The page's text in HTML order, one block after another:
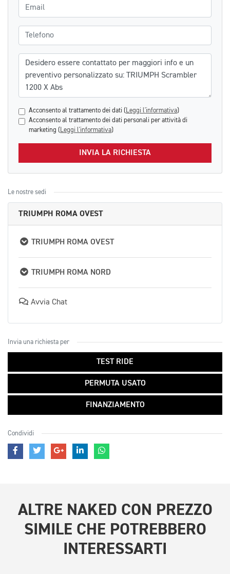
Email
Telefono
Messaggio
Acconsento al trattamento dei dati ( Leggi l'informativa)
Acconsento al trattamento dei dati personali per attività di
marketing ( Leggi l'informativa)
INVIA LA RICHIESTA
Le nostre sedi
TRIUMPH ROMA OVEST
TRIUMPH ROMA OVEST
TRIUMPH ROMA NORD
Avvia Chat
Invia una richiesta per
TEST RIDE
PERMUTA USATO
FINANZIAMENTO
Condividi
ALTRE NAKED CON PREZZO
SIMILE CHE POTREBBERO
INTERESSARTI